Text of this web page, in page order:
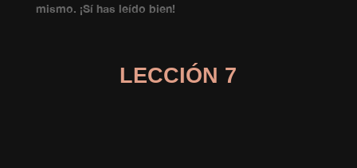
mismo. ¡Sí has leído bien!
LECCIÓN 7